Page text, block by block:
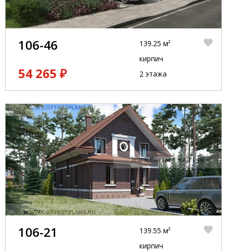
106-46
54 265 ₽
139.25 м²
кирпич
2 этажа
106-21
139.55 м²
кирпич